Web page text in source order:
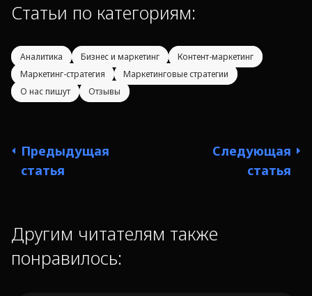
Статьи по категориям:
Аналитика Бизнес и маркетинг
Контент-маркетинг
Маркетинг-стратегия
Маркетинговые стратегии
О нас пишут
Отзывы
Предыдущая
статья
Следующая
статья
Другим читателям также
понравилось: